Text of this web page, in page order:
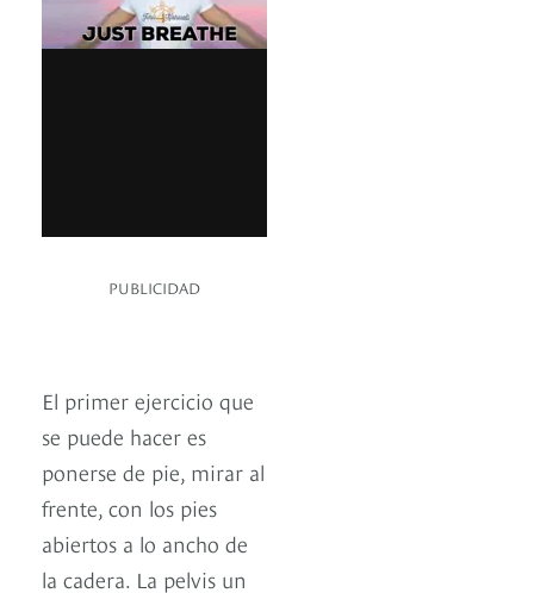
PUBLICIDAD
El primer ejercicio que
se puede hacer es
ponerse de pie, mirar al
frente, con los pies
abiertos a lo ancho de
la cadera. La pelvis un